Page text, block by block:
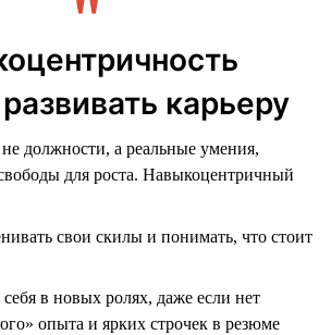
карьеру
должности, а реальные умения,
для роста. Навыкоцентричный
свои скилы и понимать, что стоит
в новых ролях, даже если нет
опыта и ярких строчек в резюме